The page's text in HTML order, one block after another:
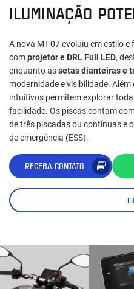
ILUMINAÇÃO
A nova MT-07 evoluiu em estilo
comprojetor e DRL Full LED,
enquanto assetas dianteiras e
modernidade e visibilidade.
intuitivos permitem explorar
facilidade. Os piscas contam
de três piscadas ou contínuas e
de emergência (ESS).
RECEBA CONTATO